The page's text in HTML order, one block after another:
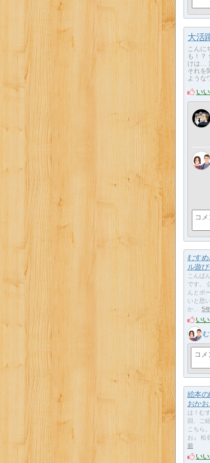
大活
こんに
も！？
けは…
それを
ような
い
むす
ル遊び
こんば
です。
んとボ
いと思
か… 5
いい
絵本
おかお
は！む
回、ご
こちら
お』 松
前
いい